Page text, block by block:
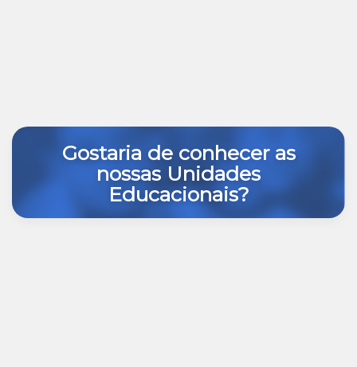
Gostaria de conhecer as
nossas Unidades
Educacionais?